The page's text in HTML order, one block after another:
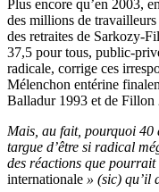
Plus encore qu’en 2003,
des millions de
des retraites de Sarkozy-
37,5 pour tous, public-
radicale, corrige ces
Mélenchon entérine
Balladur 1993 et de Fillon
Mais, au fait, pourquoi 40
targue d’être si radical
des réactions que
internationale » (sic) qu’il